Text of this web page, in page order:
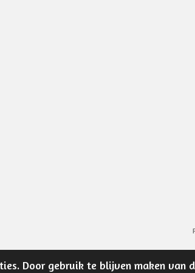
Door gebruik te blijven maken van